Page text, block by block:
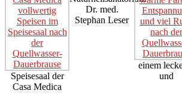
Speisesaal der
Casa Medica
Dr. med.
Stephan Leser
einem
und